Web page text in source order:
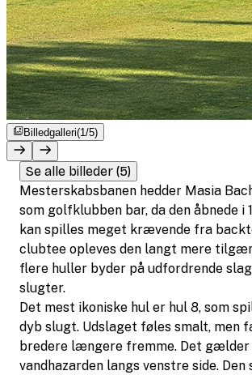
Billedgalleri(1/5)
Se alle billeder (5)
Mesterskabsbanen hedder Masia
som golfklubben bar, da den åbnede i
kan spilles meget krævende fra
clubtee opleves den langt mere
flere huller byder på udfordrende
slugter.
Det mest ikoniske hul er hul 8, som
dyb slugt. Udslaget føles smalt, men
bredere længere fremme. Det gælder
vandhazarden langs venstre side. Den